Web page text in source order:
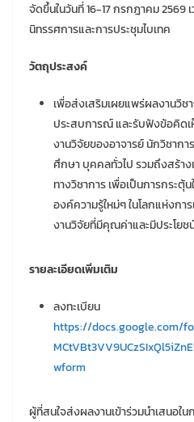
จัดขึ้นในวันที่ 16-17 กรกฎาคม 2569
นิทรรศการและการประชุมไบเทค
วัตถุประสงค์
เพื่อส่งเสริมเผยแพร่ผลงานวิช
ประสบการณ์ และรับฟังข้อคิดเ
งานวิจัยของอาจารย์ นักวิชา
ศึกษา บุคคลทั่วไป รวมถึงสร้า
ทางวิชาการ เพื่อเป็นการกระ
องค์ความรู้ใหม่ๆ ในโลกแห่งก
งานวิจัยที่มีคุณค่าและมีประโย
รายละเอียดเพิ่มเติม
ลงทะเบียน
https://docs.google.com/
wform
ผู้ที่สนใจส่งผลงานเข้าร่วมนำเสนอใ